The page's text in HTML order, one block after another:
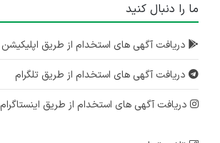
ما را دنبال کنید
دریافت آگهی های استخدام از طریق اپلیکیشن
دریافت آگهی های استخدام از طریق تلگرام
دریافت آگهی های استخدام از طریق اینستاگرام